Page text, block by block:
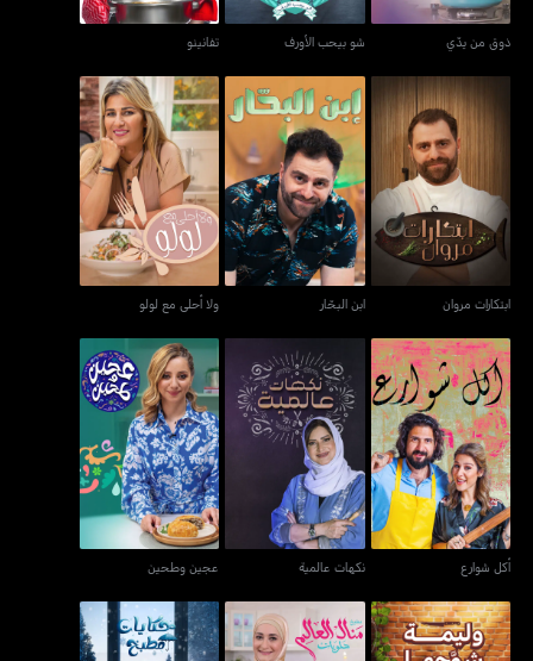
ذوق من يدّي شو بيحب الأورف تفانينو
ابتكارات مروان
ابتكارات مروان
ابن البحّار
ابن البحّار
ولا أحلى مع لولو
ولا أحلى مع لولو
أكل شوارع
أكل شوارع
نكهات عالمية
نكهات عالمية
عجين وطحين
عجين وطحين